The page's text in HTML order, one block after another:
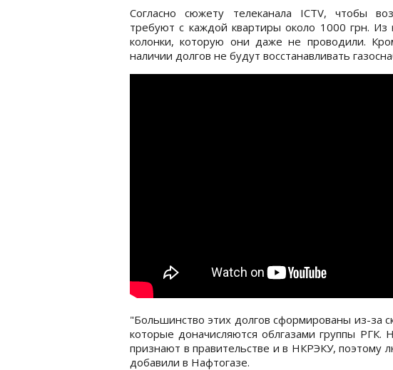
Согласно сюжету телеканала ICTV, чтобы
требуют с каждой квартиры около 1000 грн.
колонки, которую они даже не проводили.
наличии долгов не будут восстанавливать
"Большинство этих долгов сформированы из-за
которые доначисляются облгазами группы РГК.
признают в правительстве и в НКРЭКУ,
добавили в Нафтогазе.